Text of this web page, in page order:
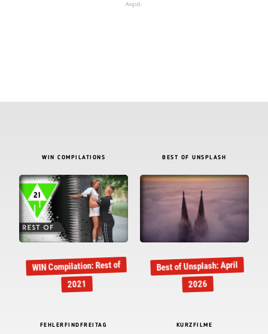
Angst).
WIN COMPILATIONS
WIN Compilation: Rest of
2021
BEST OF UNSPLASH
Best of Unsplash: April
2026
FEHLERFINDFREITAG KURZFILME